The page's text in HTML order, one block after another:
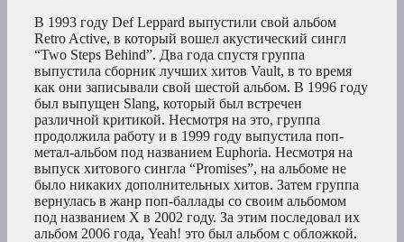
В 1993 году Def Leppard выпустили свой альбом
Retro Active, в который вошел акустический сингл
“Two Steps Behind”. Два года спустя группа
выпустила сборник лучших хитов Vault, в то время
как они записывали свой шестой альбом. В 1996 году
был выпущен Slang, который был встречен
различной критикой. Несмотря на это, группа
продолжила работу и в 1999 году выпустила поп-
метал-альбом под названием Euphoria. Несмотря на
выпуск хитового сингла “Promises”, на альбоме не
было никаких дополнительных хитов. Затем группа
вернулась в жанр поп-баллады со своим альбомом
под названием X в 2002 году. За этим последовал их
альбом 2006 года, Yeah! это был альбом с обложкой.